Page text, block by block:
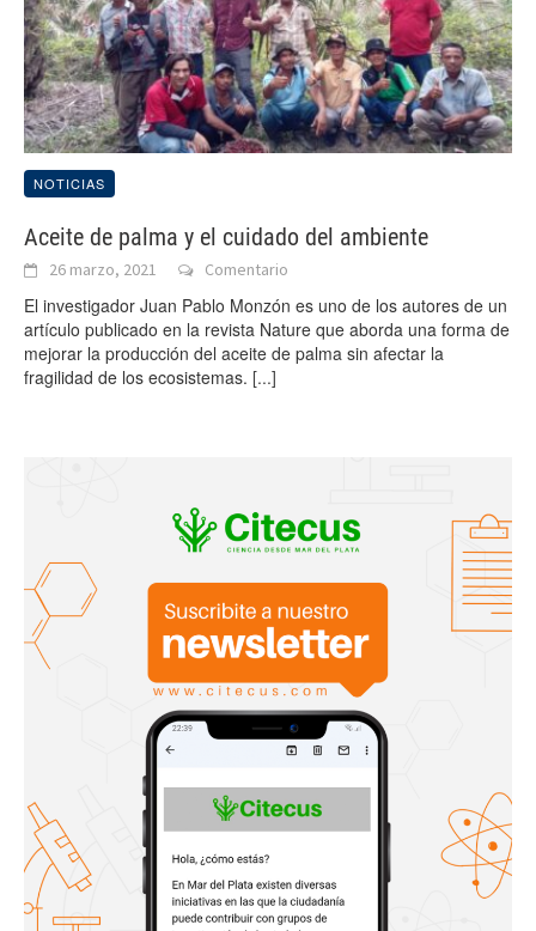
NOTICIAS
Aceite de palma y el cuidado del ambiente
26 marzo, 2021 Comentario
El investigador Juan Pablo Monzón es uno de los autores de un
artículo publicado en la revista Nature que aborda una forma de
mejorar la producción del aceite de palma sin afectar la
fragilidad de los ecosistemas. [...]